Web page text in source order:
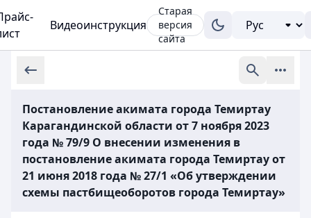
Видеоинструкция
Старая
версия
сайта
Постановление акимата города Темиртау
Карагандинской области от 7 ноября 2023
года № 79/9 О внесении изменения в
постановление акимата города Темиртау от
21 июня 2018 года № 27/1 «Об утверждении
схемы пастбищеоборотов города Темиртау»